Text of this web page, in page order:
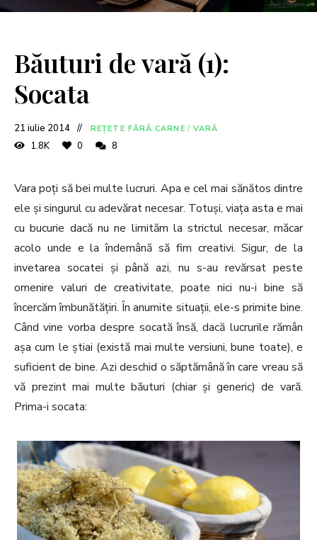
Băuturi de vară (1):
Socata
21 iulie 2014 REȚETE FĂRĂ CARNE / VARĂ
1.8K 0 8
Vara poți să bei multe lucruri. Apa e cel mai sănătos dintre
ele și singurul cu adevărat necesar. Totuși, viața asta e mai
cu bucurie dacă nu ne limităm la strictul necesar, măcar
acolo unde e la îndemână să fim creativi. Sigur, de la
invetarea socatei și până azi, nu s-au revărsat peste
omenire valuri de creativitate, poate nici nu-i bine să
încercăm îmbunătățiri. În anumite situații, ele-s primite bine.
Când vine vorba despre socată însă, dacă lucrurile rămân
așa cum le știai (există mai multe versiuni, bune toate), e
suficient de bine. Azi deschid o săptămână în care vreau să
vă prezint mai multe băuturi (chiar și generic) de vară.
Prima-i socata: